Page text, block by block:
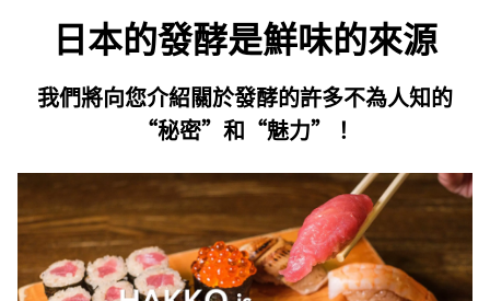
日本的發酵是鮮味的來源
我們將向您介紹關於發酵的許多不為人知的
“秘密”和“魅力”！